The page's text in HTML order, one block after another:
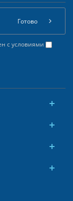
с условиями
Готово